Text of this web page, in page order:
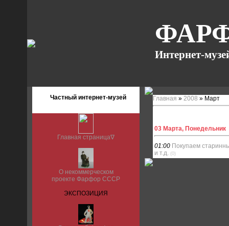
Интернет-
Частный интернет-музей
Главная страница∇
О некоммерческом
проекте Фарфор СССР
ЭКСПОЗИЦИЯ
Главная » 2008 » Март
03 Марта, Понедельник
01:00 Покупаем
и т.д. (0)